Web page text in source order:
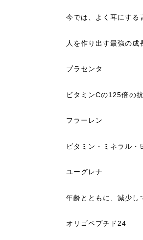
今では、よく耳にする
人を作り出す最強の成
プラセンタ
ビタミンCの125倍の
フラーレン
ビタミン・ミネラル
ユーグレナ
年齢とともに、減少し
オリゴペプチド24